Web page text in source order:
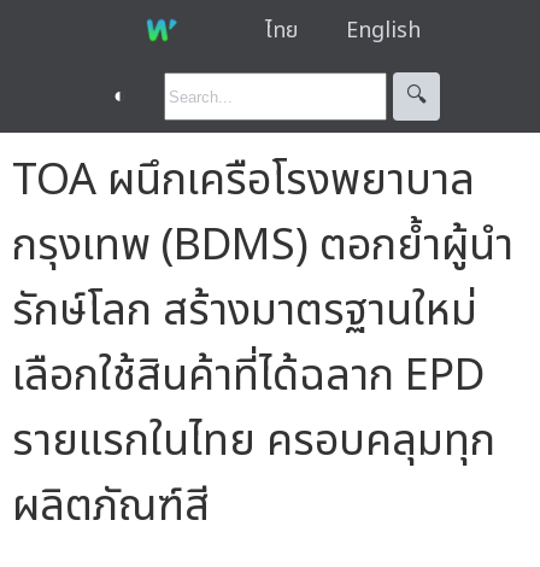
ไทย English
◐ 🔍︎
TOA ผนึกเครือโรงพยาบาล
กรุงเทพ (BDMS) ตอกย้ำผู้นำ
รักษ์โลก สร้างมาตรฐานใหม่
เลือกใช้สินค้าที่ได้ฉลาก EPD
รายแรกในไทย ครอบคลุมทุก
ผลิตภัณฑ์สี